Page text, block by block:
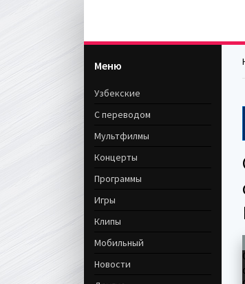
Меню
Узбекские
С переводом
Мультфилмы
Концерты
Программы
Игры
Клипы
Мобильный
Новости